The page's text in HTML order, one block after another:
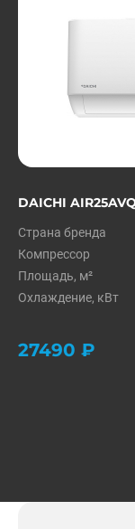
DAICHI
Страна бренда
Компрессор
Площадь, м²
Охлаждение, кВт
27490 ₽